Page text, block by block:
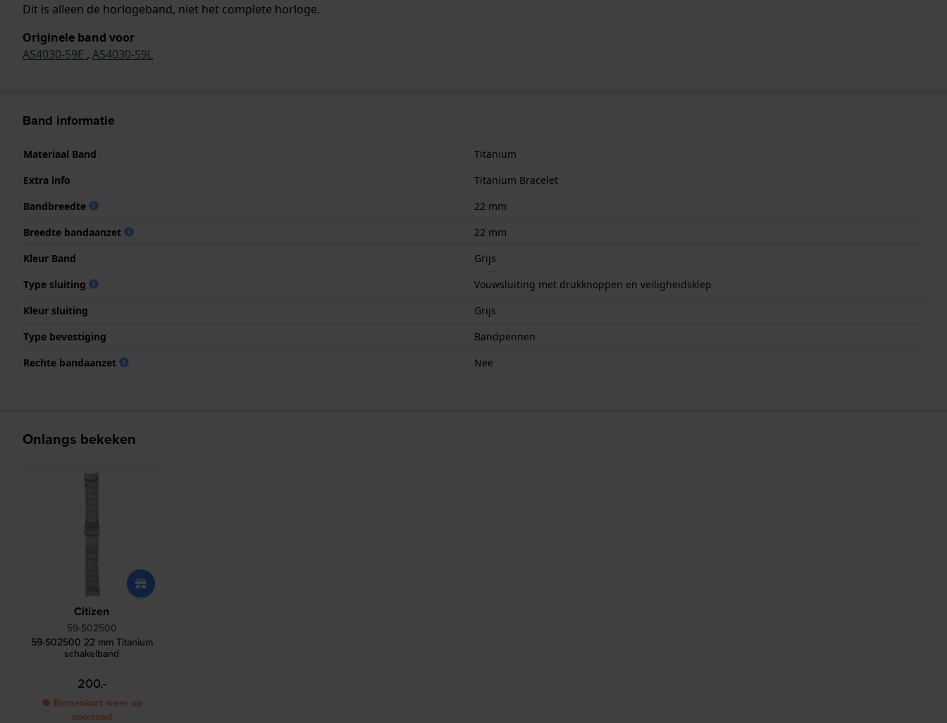
Dit is alleen de horlogeband, niet het complete horloge.
Originele band voor
AS4030-59E , AS4030-59L
Band informatie
Materiaal Band
Titanium
Extra info
Titanium Bracelet
Bandbreedte
22 mm
Breedte bandaanzet
22 mm
Kleur Band
Grijs
Type sluiting
Vouwsluiting met drukknoppen en veiligheidsklep
Kleur sluiting
Grijs
Type bevestiging
Bandpennen
Rechte bandaanzet
Nee
Onlangs bekeken
Citizen
59-S02500
59-S02500 22 mm Titanium
schakelband
200,-
● Binnenkort weer op
voorraad